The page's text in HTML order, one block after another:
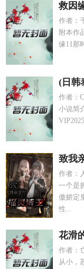
救因
作者：
附本作
缘11那
(日韩
作者：
小说简
致我
作者：
一个是
傲娇定
性...
花滑
作者：
从小，